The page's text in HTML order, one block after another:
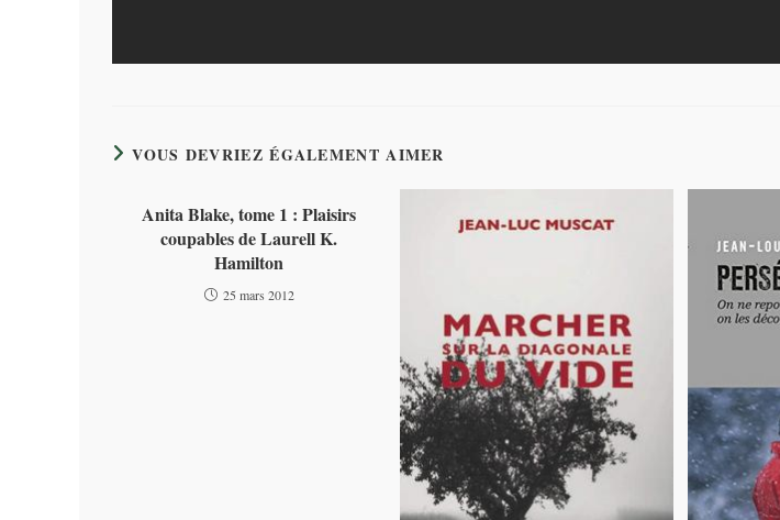
VOUS DEVRIEZ ÉGALEMENT AIMER
Anita Blake, tome 1 : Plaisirs
coupables de Laurell K.
Hamilton
25 mars 2012